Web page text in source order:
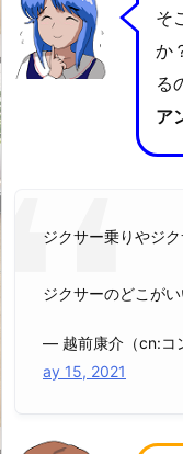
そ
か
る
ア
ジクサー乗りやジ
ジクサーのどこが
— 越前康介（cn:コ
ay 15, 2021